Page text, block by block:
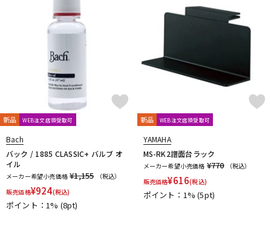
新品 WEB注文店頭受取可
Bach
バック / 1885 CLASSIC+ バルブ オ
イル
メーカー希望小売価格 ¥1,155
（税込）
販売価格¥924(税込)
ポイント：1% (8pt)
新品 WEB注文店頭受取可
YAMAHA
MS-RK2譜面台ラック
メーカー希望小売価格 ¥770
（税込）
販売価格¥616(税込)
ポイント：1%(5pt)